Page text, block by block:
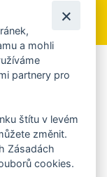
upozornění na
akce?
a mohli
partnery pro
štítu v levém
změnit.
Zásadách
cookies.